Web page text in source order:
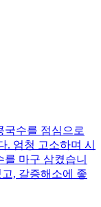
국수를 점심으로
. 엄청 고소하며 시
마구 삼켰습니
, 갈증해소에 좋